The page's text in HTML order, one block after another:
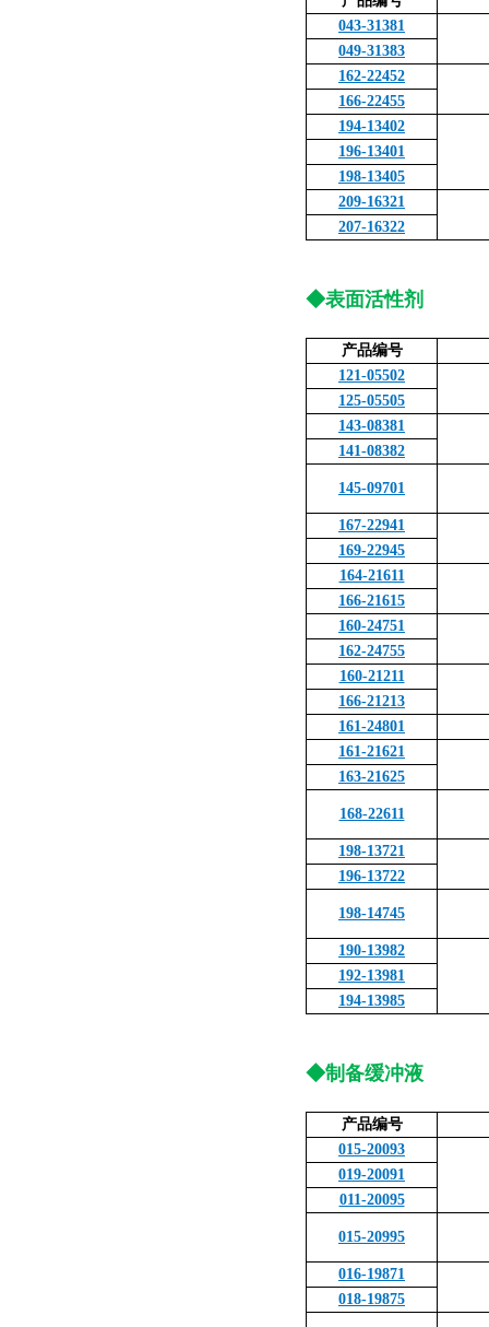
043-31381
049-31383
162-22452
166-22455
194-13402
196-13401
198-13405
209-16321
207-16322
◆表面活性剂
产品编号
121-05502
125-05505
143-08381
141-08382
145-09701
167-22941
169-22945
164-21611
166-21615
160-24751
162-24755
160-21211
166-21213
161-24801
161-21621
163-21625
168-22611
198-13721
196-13722
198-14745
190-13982
192-13981
194-13985
◆制备缓冲液
产品编号
015-20093
019-20091
011-20095
015-20995
016-19871
018-19875